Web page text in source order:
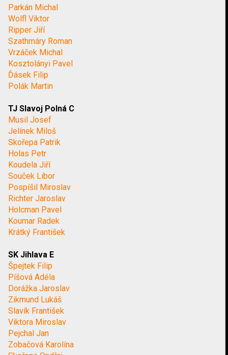
Parkán Michal
Wolfl Viktor
Ripper Jiří
Szathmáry Roman
Vrzáček Michal
Kosztolányi Pavel
Ďásek Filip
Polák Martin
TJ Slavoj Polná C
Musil Josef
Jelínek Miloš
Skořepa Patrik
Holas Petr
Koudela Jiří
Souček Libor
Pospíšil Miroslav
Richter Jaroslav
Holcman Pavel
Koumar Radek
Krátký František
SK Jihlava E
Špejtek Filip
Píšová Adéla
Dorážka Jaroslav
Zikmund Lukáš
Slavík František
Viktora Miroslav
Pejchal Jan
Zobačová Karolína